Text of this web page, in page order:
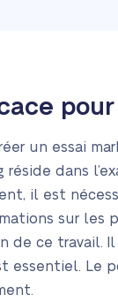
un essai
réside dans
il est
sur les
de ce travail.
essentiel. Le